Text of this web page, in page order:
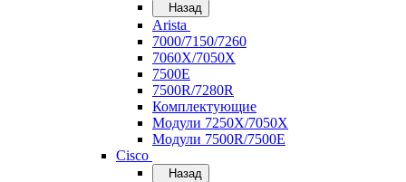
Назад
Arista
7000/7150/7260
7060X/7050X
7500E
7500R/7280R
Комплектующие
Модули 7250X/7050X
Модули 7500R/7500E
Cisco
Назад